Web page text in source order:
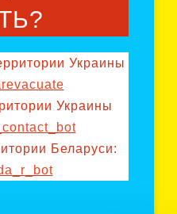
Украины
Украины
Беларуси: